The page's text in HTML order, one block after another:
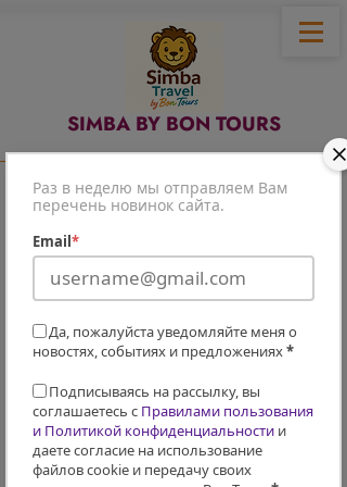
Раз в неделю мы отправляем Вам
перечень новинок сайта.
Email*
Да, пожалуйста уведомляйте меня о
новостях, событиях и предложениях*
Подписываясь на рассылку, вы
соглашаетесь с Правилами пользования
и Политикой конфиденциальности и
даете согласие на использование
файлов cookie и передачу своих
SIMBA BY BON TOURS